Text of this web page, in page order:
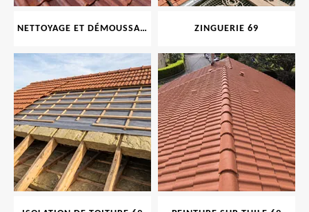
NETTOYAGE ET DÉMOUSSAGE DE TOITURE ET FAÇADE 69 ZINGUERIE 69